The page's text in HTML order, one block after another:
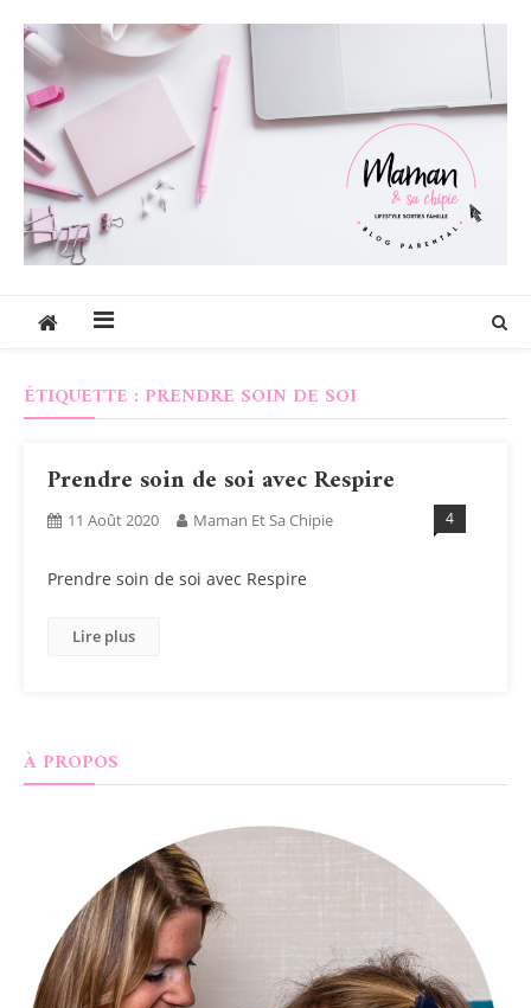
content
ÉTIQUETTE : PRENDRE SOIN DE SOI
Prendre soin de soi avec Respire
11 Août 2020 Maman Et Sa Chipie 4
Prendre soin de soi avec Respire
Lire plus
À PROPOS